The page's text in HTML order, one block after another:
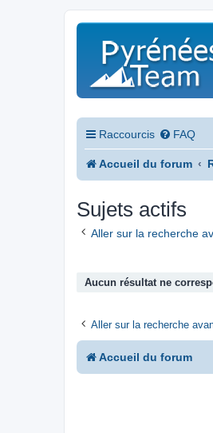
Raccourcis FAQ
Accueil du forum
Sujets actifs
Aller sur la recherche
Aucun résultat ne
Aller sur la recherche
Accueil du forum